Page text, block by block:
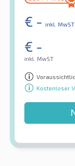
€ - inkl. MwST
€ -
inkl. MwST
Kostenloser